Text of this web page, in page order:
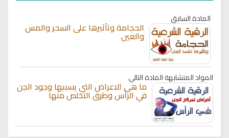
المادة السابق
الحجامة وتأثيرها على السحر والمس
والعين
المواد المتشابهةالمادة التالي
ما هي الاعراض التي يسببها وجود الجن
في الرأس وطرق التخلص منها